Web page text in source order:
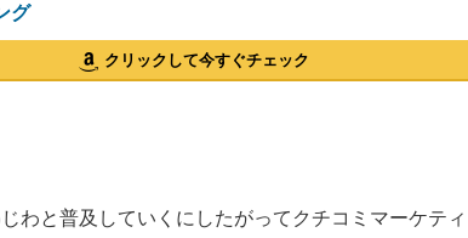
グ
クリックして今すぐチェック
わと普及していくにしたがってクチコミマーケティ